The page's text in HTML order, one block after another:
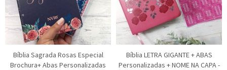
Bíblia Sagrada Rosas Especial
Brochura+ Abas Personalizadas
Bíblia LETRA GIGANTE + ABAS
Personalizadas + NOME NA CAPA -